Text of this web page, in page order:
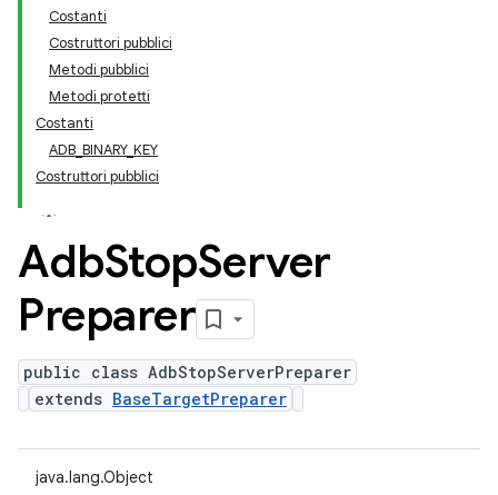
Costanti
Costruttori pubblici
Metodi pubblici
Metodi protetti
Costanti
ADB_BINARY_KEY
Costruttori pubblici
AdbStopServer
Preparer
public class AdbStopServerPreparer
extends BaseTargetPreparer
java.lang.Object